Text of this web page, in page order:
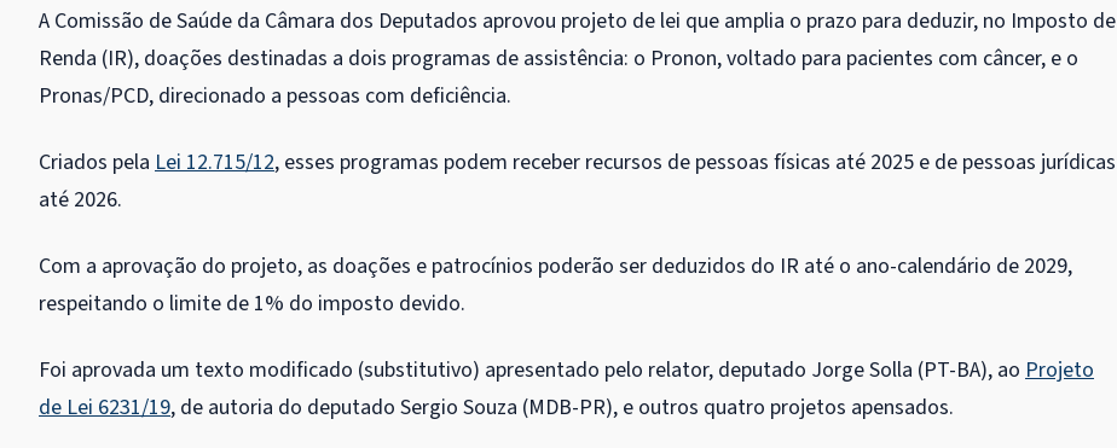
A Comissão de Saúde da Câmara dos Deputados aprovou projeto de lei que amplia o prazo para deduzir, no Imposto de
Renda (IR), doações destinadas a dois programas de assistência: o Pronon, voltado para pacientes com câncer, e o
Pronas/PCD, direcionado a pessoas com deficiência.
Criados pela Lei 12.715/12, esses programas podem receber recursos de pessoas físicas até 2025 e de pessoas jurídicas
até 2026.
Com a aprovação do projeto, as doações e patrocínios poderão ser deduzidos do IR até o ano-calendário de 2029,
respeitando o limite de 1% do imposto devido.
Foi aprovada um texto modificado (substitutivo) apresentado pelo relator, deputado Jorge Solla (PT-BA), ao Projeto
de Lei 6231/19, de autoria do deputado Sergio Souza (MDB-PR), e outros quatro projetos apensados.